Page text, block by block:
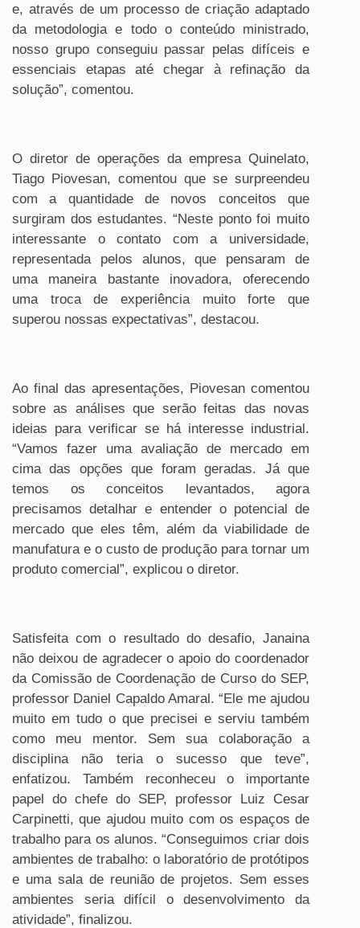
e, através de um processo de criação adaptado
da metodologia e todo o conteúdo ministrado,
nosso grupo conseguiu passar pelas difíceis e
essenciais etapas até chegar à refinação da
solução”, comentou.
O diretor de operações da empresa Quinelato,
Tiago Piovesan, comentou que se surpreendeu
com a quantidade de novos conceitos que
surgiram dos estudantes. “Neste ponto foi muito
interessante o contato com a universidade,
representada pelos alunos, que pensaram de
uma maneira bastante inovadora, oferecendo
uma troca de experiência muito forte que
superou nossas expectativas”, destacou.
Ao final das apresentações, Piovesan comentou
sobre as análises que serão feitas das novas
ideias para verificar se há interesse industrial.
“Vamos fazer uma avaliação de mercado em
cima das opções que foram geradas. Já que
temos os conceitos levantados, agora
precisamos detalhar e entender o potencial de
mercado que eles têm, além da viabilidade de
manufatura e o custo de produção para tornar um
produto comercial”, explicou o diretor.
Satisfeita com o resultado do desafio, Janaina
não deixou de agradecer o apoio do coordenador
da Comissão de Coordenação de Curso do SEP,
professor Daniel Capaldo Amaral. “Ele me ajudou
muito em tudo o que precisei e serviu também
como meu mentor. Sem sua colaboração a
disciplina não teria o sucesso que teve”,
enfatizou. Também reconheceu o importante
papel do chefe do SEP, professor Luiz Cesar
Carpinetti, que ajudou muito com os espaços de
trabalho para os alunos. “Conseguimos criar dois
ambientes de trabalho: o laboratório de protótipos
e uma sala de reunião de projetos. Sem esses
ambientes seria difícil o desenvolvimento da
atividade”, finalizou.